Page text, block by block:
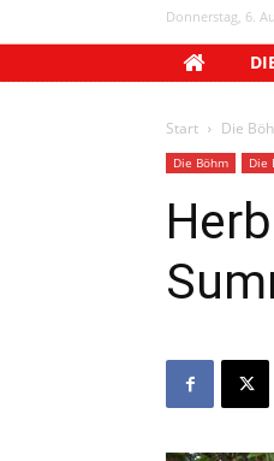
Donnerstag, 6.
Start Die
Die Böhm Die